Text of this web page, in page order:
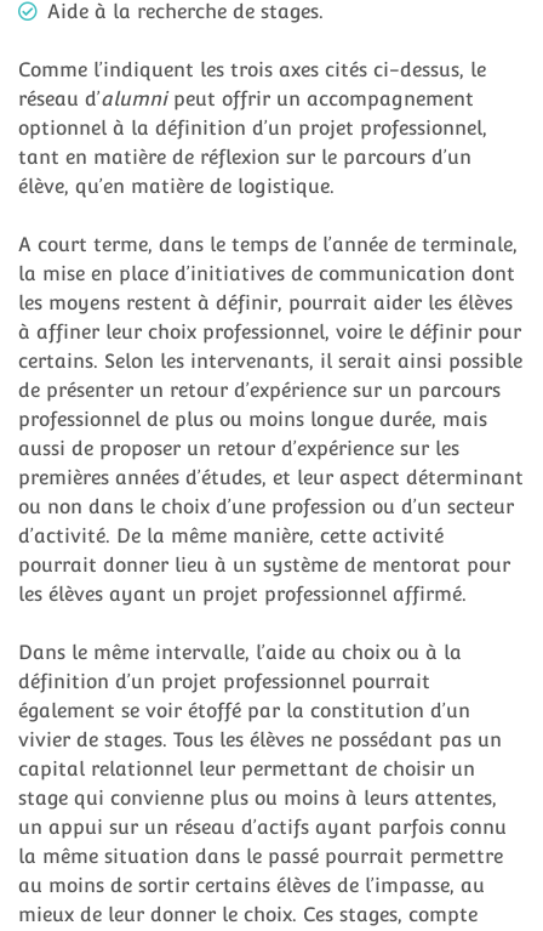
Aide à la recherche de stages.
Comme l’indiquent les trois axes cités ci-dessus, le
réseau d’alumnipeut offrir un accompagnement
optionnel à la définition d’un projet professionnel,
tant en matière de réflexion sur le parcours d’un
élève, qu’en matière de logistique.
A court terme, dans le temps de l’année de terminale,
la mise en place d’initiatives de communication dont
les moyens restent à définir, pourrait aider les élèves
à affiner leur choix professionnel, voire le définir pour
certains. Selon les intervenants, il serait ainsi possible
de présenter un retour d’expérience sur un parcours
professionnel de plus ou moins longue durée, mais
aussi de proposer un retour d’expérience sur les
premières années d’études, et leur aspect déterminant
ou non dans le choix d’une profession ou d’un secteur
d’activité. De la même manière, cette activité
pourrait donner lieu à un système de mentorat pour
les élèves ayant un projet professionnel affirmé.
Dans le même intervalle, l’aide au choix ou à la
définition d’un projet professionnel pourrait
également se voir étoffé par la constitution d’un
vivier de stages. Tous les élèves ne possédant pas un
capital relationnel leur permettant de choisir un
stage qui convienne plus ou moins à leurs attentes,
un appui sur un réseau d’actifs ayant parfois connu
la même situation dans le passé pourrait permettre
au moins de sortir certains élèves de l’impasse, au
mieux de leur donner le choix. Ces stages, compte